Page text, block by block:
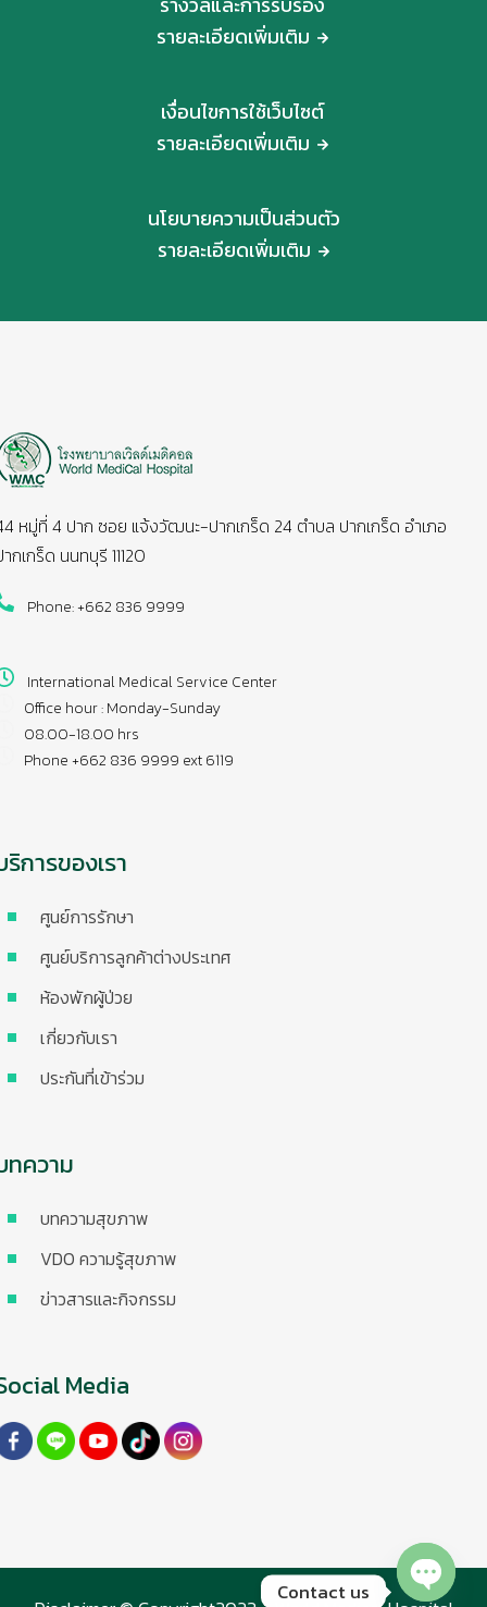
รายละเอียดเพิ่มเติม
เงื่อนไขการใช้เว็บไซต์
รายละเอียดเพิ่มเติม
นโยบายความเป็นส่วนตัว
รายละเอียดเพิ่มเติม
หมู่ที่ 4 ปาก ซอย แจ้งวัฒนะ-ปากเกร็ด 24 ตำบล ปากเกร็ด อำเภอ
กเกร็ด นนทบุรี 11120
Phone: +662 836 9999
International Medical Service Center
Office hour : Monday-Sunday
08.00-18.00 hrs
Phone +662 836 9999 ext 6119
ริการของเรา
ศูนย์การรักษา
ศูนย์บริการลูกค้าต่างประเทศ
ห้องพักผู้ป่วย
เกี่ยวกับเรา
ประกันที่เข้าร่วม
ทความ
บทความสุขภาพ
VDO ความรู้สุขภาพ
ข่าวสารและกิจกรรม
Media
Contact us